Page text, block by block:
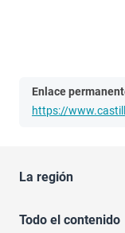
Enlace
https://
La región
Todo el contenido